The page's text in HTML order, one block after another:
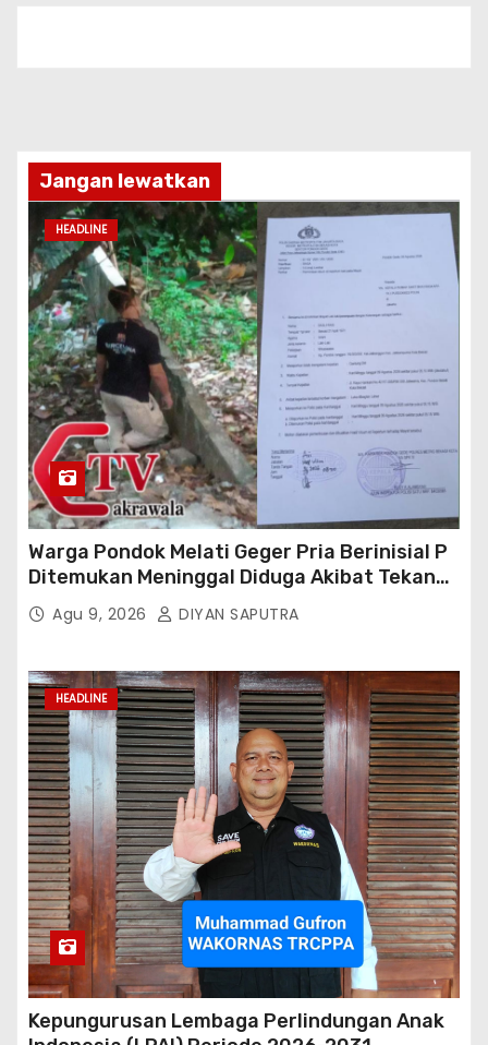
Jangan lewatkan
HEADLINE
Warga Pondok Melati Geger Pria Berinisial P
Ditemukan Meninggal Diduga Akibat Tekanan
Hutang
Agu 9, 2026 DIYAN SAPUTRA
HEADLINE
Kepungurusan Lembaga Perlindungan Anak